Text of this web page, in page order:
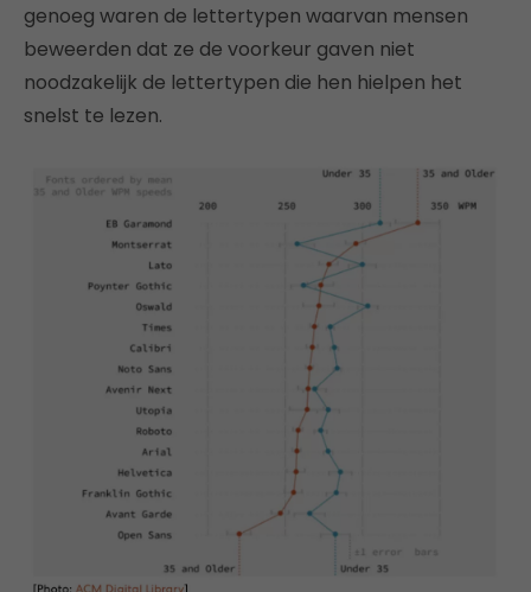
genoeg waren de lettertypen waarvan mensen
beweerden dat ze de voorkeur gaven niet
noodzakelijk de lettertypen die hen hielpen het
snelst te lezen.